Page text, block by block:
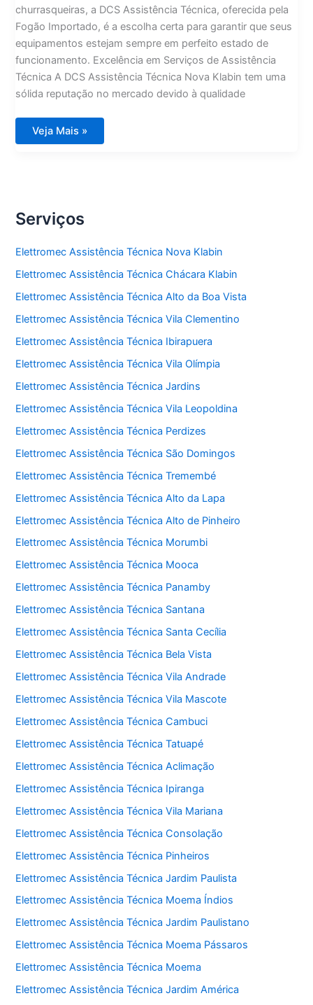
churrasqueiras, a DCS Assistência Técnica, oferecida pela
Fogão Importado, é a escolha certa para garantir que seus
equipamentos estejam sempre em perfeito estado de
funcionamento. Excelência em Serviços de Assistência
Técnica A DCS Assistência Técnica Nova Klabin tem uma
sólida reputação no mercado devido à qualidade
DCS
Assistência
Veja Mais »
Serviços
Elettromec Assistência Técnica Nova Klabin
Elettromec Assistência Técnica Chácara Klabin
Elettromec Assistência Técnica Alto da Boa Vista
Elettromec Assistência Técnica Vila Clementino
Elettromec Assistência Técnica Ibirapuera
Elettromec Assistência Técnica Vila Olímpia
Elettromec Assistência Técnica Jardins
Elettromec Assistência Técnica Vila Leopoldina
Elettromec Assistência Técnica Perdizes
Elettromec Assistência Técnica São Domingos
Elettromec Assistência Técnica Tremembé
Elettromec Assistência Técnica Alto da Lapa
Elettromec Assistência Técnica Alto de Pinheiro
Elettromec Assistência Técnica Morumbi
Elettromec Assistência Técnica Mooca
Elettromec Assistência Técnica Panamby
Elettromec Assistência Técnica Santana
Elettromec Assistência Técnica Santa Cecília
Elettromec Assistência Técnica Bela Vista
Elettromec Assistência Técnica Vila Andrade
Elettromec Assistência Técnica Vila Mascote
Elettromec Assistência Técnica Cambuci
Elettromec Assistência Técnica Tatuapé
Elettromec Assistência Técnica Aclimação
Elettromec Assistência Técnica Ipiranga
Elettromec Assistência Técnica Vila Mariana
Elettromec Assistência Técnica Consolação
Elettromec Assistência Técnica Pinheiros
Elettromec Assistência Técnica Jardim Paulista
Elettromec Assistência Técnica Moema Índios
Elettromec Assistência Técnica Jardim Paulistano
Elettromec Assistência Técnica Moema Pássaros
Elettromec Assistência Técnica Moema
Elettromec Assistência Técnica Jardim América